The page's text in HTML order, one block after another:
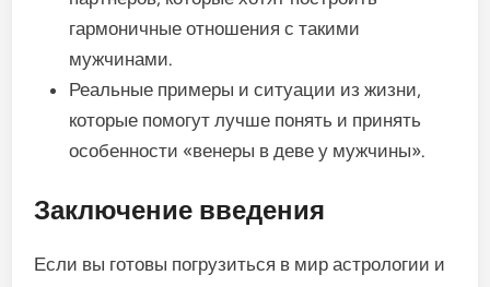
гармоничные отношения с такими
мужчинами.
Реальные примеры и ситуации из жизни,
которые помогут лучше понять и принять
особенности «венеры в деве у мужчины».
Заключение введения
Если вы готовы погрузиться в мир астрологии и